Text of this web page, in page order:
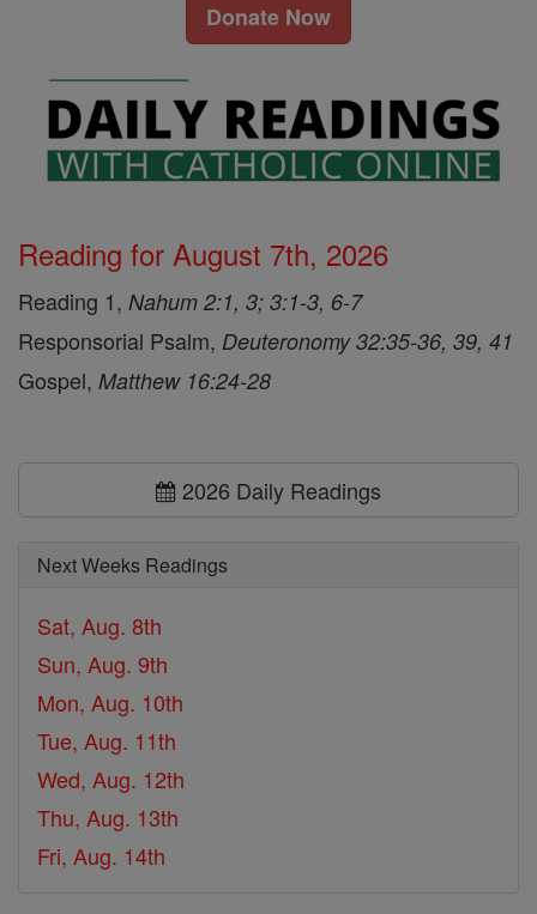
Donate Now
Reading for August 7th, 2026
Reading 1, Nahum 2:1, 3; 3:1-3, 6-7
Responsorial Psalm, Deuteronomy 32:35-36, 39, 41
Gospel, Matthew 16:24-28
2026 Daily Readings
Next Weeks Readings
Sat, Aug. 8th
Sun, Aug. 9th
Mon, Aug. 10th
Tue, Aug. 11th
Wed, Aug. 12th
Thu, Aug. 13th
Fri, Aug. 14th